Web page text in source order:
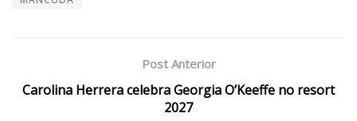
Post Anterior
Carolina Herrera celebra Georgia O’Keeffe no resort
2027